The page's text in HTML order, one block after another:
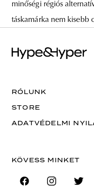
minőségi régiós
táskamárka nem kisebb
RÓLUNK
STORE
ADATVÉDELMI
KÖVESS MINKET